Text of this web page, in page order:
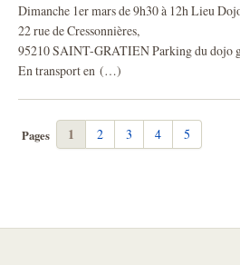
Dimanche 1er mars de 9h30 à 12h Lieu
22 rue de Cressonnières,
95210 SAINT-GRATIEN Parking du dojo
En transport en (…)
Pages 1 2 3 4 5